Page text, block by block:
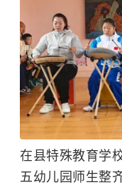
在县特殊教育学
五幼儿园师生整